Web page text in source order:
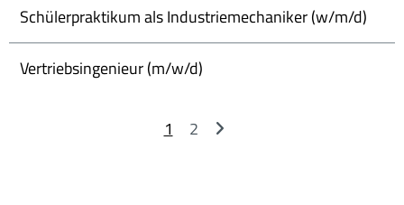
Schülerpraktikum als Industriemechaniker (w/m/d)
Vertriebsingenieur (m/w/d)
1 2